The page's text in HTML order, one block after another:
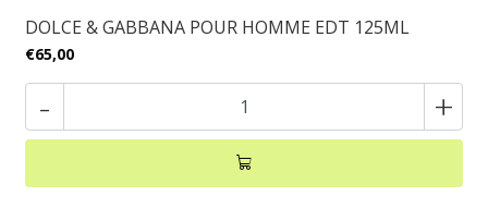
DOLCE & GABBANA POUR HOMME EDT 125ML
€65,00
- +